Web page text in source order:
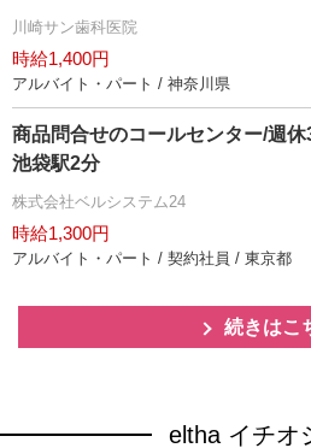
川崎サン歯科医院
時給1,400円
アルバイト・パート / 神奈川県
商品問合せのコールセンター/週
池袋駅2分
株式会社ベルシステム24
時給1,300円
アルバイト・パート / 契約社員 / 東京都
続きはこ
eltha イチオ